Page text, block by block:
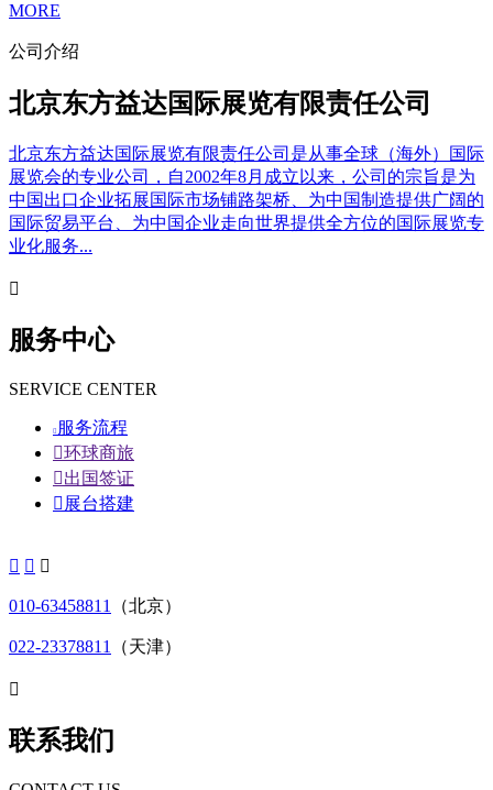
MORE
公司介绍
北京东方益达国际展览有限责任公司
北京东方益达国际展览有限责任公司是从事全球（海外）国际
展览会的专业公司，自2002年8月成立以来，公司的宗旨是为
中国出口企业拓展国际市场铺路架桥、为中国制造提供广阔的
国际贸易平台、为中国企业走向世界提供全方位的国际展览专
业化服务...

服务中心
SERVICE CENTER
 服务流程
环球商旅
出国签证
 展台搭建
  
010-63458811 （北京）
022-23378811 （天津）

联系我们